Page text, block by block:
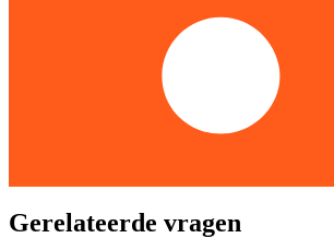
Gerelateerde vragen